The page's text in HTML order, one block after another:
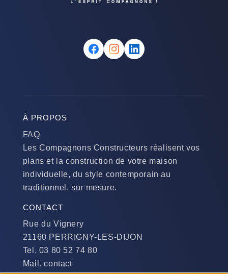
À PROPOS
FAQ
Les Compagnons Constructeurs réalisent vos
plans et la construction de votre maison
individuelle, du style contemporain au
traditionnel, sur mesure.
CONTACT
Rue du Vignery
21160 PERRIGNY-LES-DIJON
Tel. 03 80 52 74 80
Mail. contact